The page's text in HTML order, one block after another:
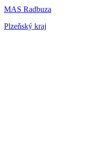
MAS Radbuza
Plzeňský kraj